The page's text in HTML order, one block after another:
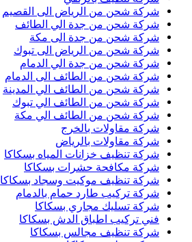
شركة شحن من الرياض الى القصيم
شركة شحن من جدة الي الطائف
شركة شحن من جدة الى مكة
شركة شحن من الرياض الى تبوك
شركة شحن من جدة الي الدمام
شركة شحن من الطائف الى الدمام
شركة شحن من الطائف الي المدينة
شركة شحن من الطائف الي تبوك
شركة شحن من الطائف الي مكة
شركة مقاولات بالخرج
شركة مقاولات بالرياض
شركة تنظيف خزانات المياه بسكاكا
شركة مكافحة حشرات بسكاكا
شركة تنظيف موكيت وسجاد بسكاكا
شركة تركيب طارد حمام بالدمام
شركة تسليك مجاري بسكاكا
فني تركيب اطباق الدش بسكاكا
شركة تنظيف مجالس بسكاكا